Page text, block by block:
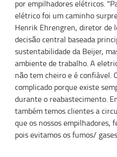
por empilhadores elétricos.
elétrico foi um caminho
Henrik Ehrengren, diretor de
decisão central baseada
sustentabilidade da Beijer,
ambiente de trabalho. A
não tem cheiro e é confiável.
complicado porque existe
durante o reabastecimento.
também temos clientes a
que os nossos empilhadores,
pois evitamos os fumos/